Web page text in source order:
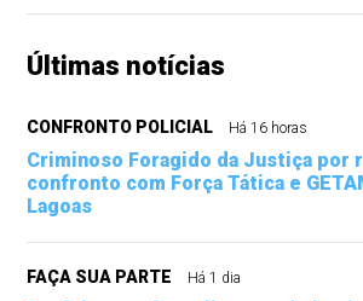
Últimas notícias
CONFRONTO POLICIAL Há 16 horas
Criminoso Foragido da Justiça por
confronto com Força Tática e
Lagoas
FAÇA SUA PARTE Há 1 dia